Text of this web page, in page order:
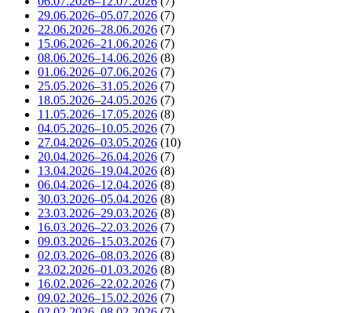
29.06.2026–05.07.2026 (7)
22.06.2026–28.06.2026 (7)
15.06.2026–21.06.2026 (7)
08.06.2026–14.06.2026 (8)
01.06.2026–07.06.2026 (7)
25.05.2026–31.05.2026 (7)
18.05.2026–24.05.2026 (7)
11.05.2026–17.05.2026 (8)
04.05.2026–10.05.2026 (7)
27.04.2026–03.05.2026 (10)
20.04.2026–26.04.2026 (7)
13.04.2026–19.04.2026 (8)
06.04.2026–12.04.2026 (8)
30.03.2026–05.04.2026 (8)
23.03.2026–29.03.2026 (8)
16.03.2026–22.03.2026 (7)
09.03.2026–15.03.2026 (7)
02.03.2026–08.03.2026 (8)
23.02.2026–01.03.2026 (8)
16.02.2026–22.02.2026 (7)
09.02.2026–15.02.2026 (7)